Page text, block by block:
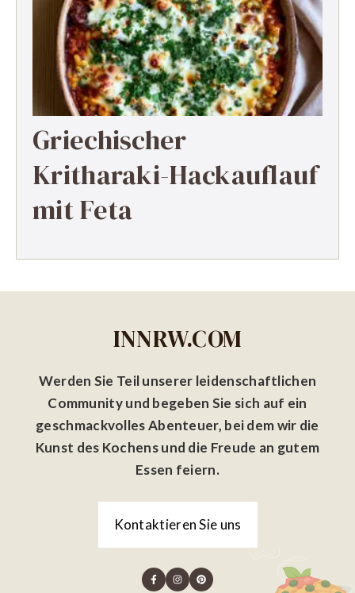
Griechischer
Kritharaki-Hackauflauf
mit Feta
INNRW.COM
Werden Sie Teil unserer leidenschaftlichen
Community und begeben Sie sich auf ein
geschmackvolles Abenteuer, bei dem wir die
Kunst des Kochens und die Freude an gutem
Essen feiern.
Kontaktieren Sie uns